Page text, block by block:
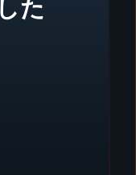
ンストール
定
済みのゲーム
た